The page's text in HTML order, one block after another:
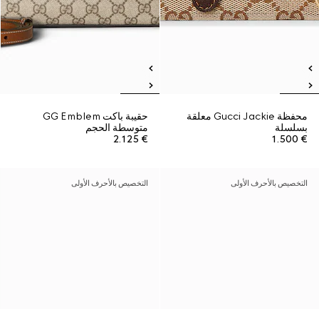
محفظة Gucci Jackie معلقة
بسلسلة
€ 1.500
حقيبة باكت GG Emblem
متوسطة الحجم
€ 2.125
التخصيص بالأحرف الأولى التخصيص بالأحرف الأولى